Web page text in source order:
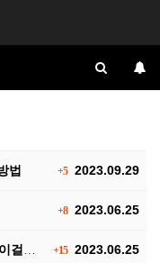
+52023.09.29
법
+82023.06.25
+152023.06.25
규…